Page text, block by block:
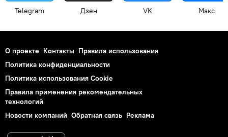
Telegram Дзен VK Макс
О проекте Контакты Правила использования
Политика конфиденциальности
Политика использования Cookie
Правила применения рекомендательных
технологий
Новости компаний Обратная связь Реклама